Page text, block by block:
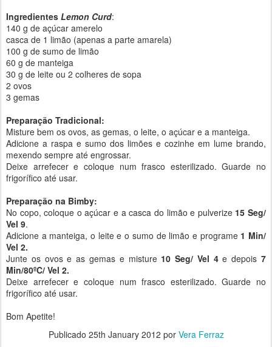
Ingredientes Lemon Curd:
140 g de açúcar amerelo
casca de 1 limão (apenas a parte amarela)
100 g de sumo de limão
60 g de manteiga
30 g de leite ou 2 colheres de sopa
2 ovos
3 gemas
Preparação Tradicional:
Misture bem os ovos, as gemas, o leite, o açúcar e a manteiga.
Adicione a raspa e sumo dos limões e cozinhe em lume brando,
mexendo sempre até engrossar.
Deixe arrefecer e coloque num frasco esterilizado. Guarde no
frigorífico até usar.
Preparação na Bimby:
No copo, coloque o açúcar e a casca do limão e pulverize 15 Seg/
Vel 9.
Adicione a manteiga, o leite e o sumo de limão e programe 1 Min/
Vel 2.
Junte os ovos e as gemas e misture 10 Seg/ Vel 4e depois7
Min/80ºC/ Vel 2.
Deixe arrefecer e coloque num frasco esterilizado. Guarde no
frigorífico até usar.
Bom Apetite!
Publicado 25th January 2012 por Vera Ferraz